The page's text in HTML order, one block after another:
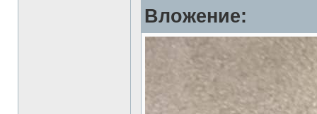
Вложение: